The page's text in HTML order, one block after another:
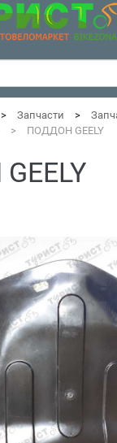
Запчасти
ПОДДОН GEELY